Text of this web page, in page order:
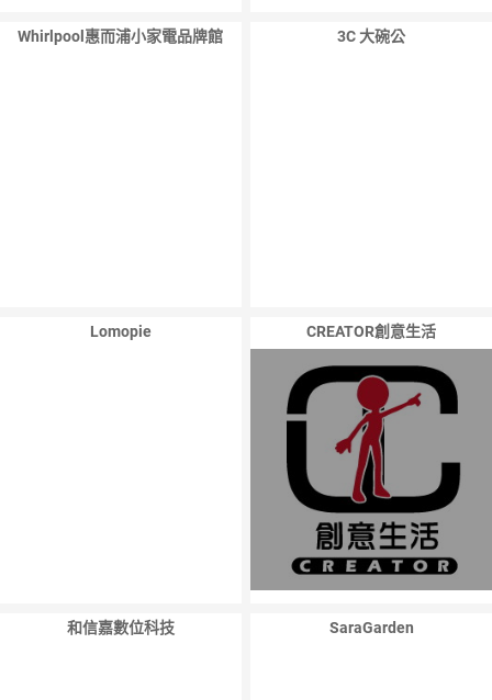
Whirlpool惠而浦小家電品牌館 3C 大碗公
Lomopie CREATOR創意生活
和信嘉數位科技 SaraGarden